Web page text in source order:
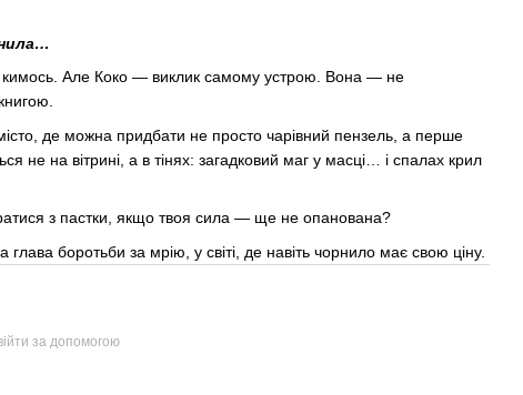
кимось. Але Коко — виклик самому устрою. Вона — не
де можна придбати не просто чарівний пензель, а перше
не на вітрині, а в тінях: загадковий маг у масці… і спалах крил
з пастки, якщо твоя сила — ще не опанована?
боротьби за мрію, у світі, де навіть чорнило має свою ціну.
за допомогою